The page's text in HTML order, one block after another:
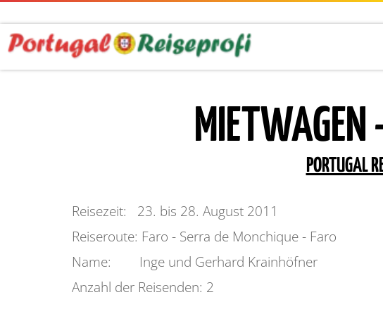
MIETWAGEN
PORTUGAL
Reisezeit: 23. bis 28. August 2011
Reiseroute: Faro - Serra de Monchique - Faro
Name: Inge und Gerhard Krainhöfner
Anzahl der Reisenden: 2